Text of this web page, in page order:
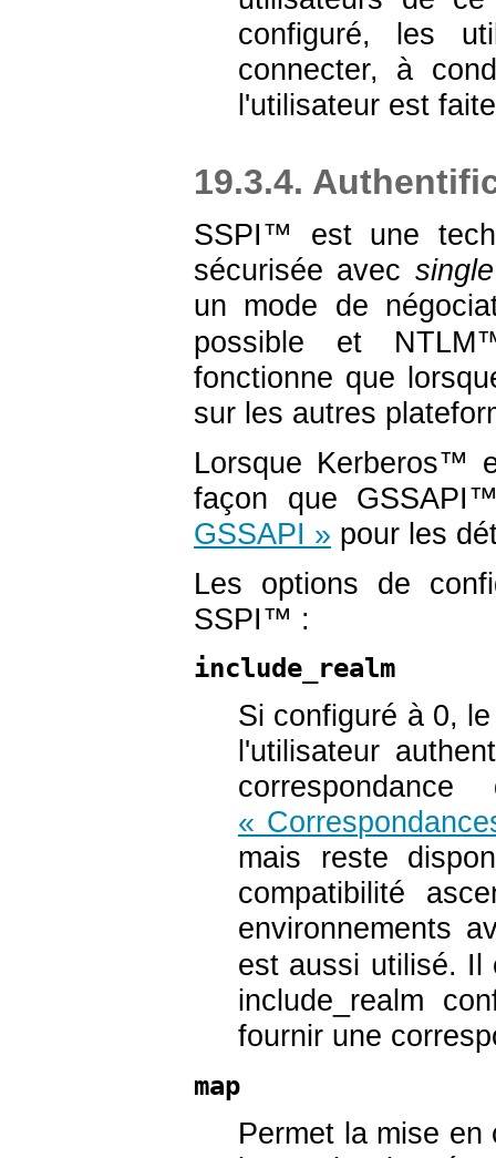
configuré, les
connecter, à
l'utilisateur est
19.3.4.
SSPI™ est une
sécurisée avec
un mode de
possible et NTLM
fonctionne que
sur les autres
Lorsque Kerberos™
façon que GSSAPI
GSSAPI » pour les
Les options de
SSPI™ :
include_realm
Si configuré à 0,
l'utilisateur
«
mais reste
compatibilité
environnements
est aussi utilisé. Il
include_realm
fournir une
map
Permet la mise